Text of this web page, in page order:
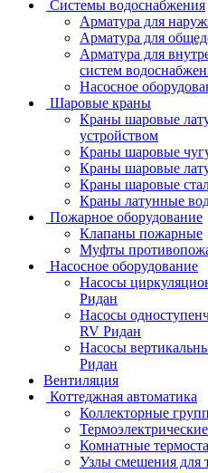
Системы водоснабжения
Арматура для
Арматура для
Арматура для
систем
Насосное
Шаровые краны
Краны шаровые
устройством
Краны шаровые
Краны шаровые
Краны шаровые
Краны латунные
Пожарное оборудование
Клапаны пожарные
Муфты
Насосное оборудование
Насосы
Ридан
Насосы
RV Ридан
Насосы
Ридан
Вентиляция
Коттеджная автоматика
Коллекторные
Комнатные
Узлы смешения для